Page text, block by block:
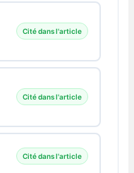
Cité dans l'article
Cité dans l'article
Cité dans l'article